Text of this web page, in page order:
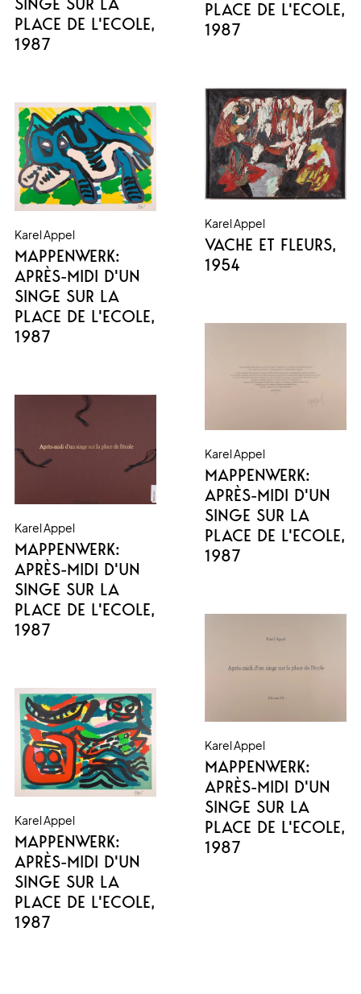
PLACE DE L'ECOLE,
1987
Karel Appel
MAPPENWERK:
APRÈS-MIDI D'UN
SINGE SUR LA
PLACE DE L'ECOLE,
1987
Karel Appel
MAPPENWERK:
APRÈS-MIDI D'UN
SINGE SUR LA
PLACE DE L'ECOLE,
1987
Karel Appel
MAPPENWERK:
APRÈS-MIDI D'UN
SINGE SUR LA
PLACE DE L'ECOLE,
1987
PLACE DE L'ECOLE,
1987
Karel Appel
VACHE ET FLEURS,
1954
Karel Appel
MAPPENWERK:
APRÈS-MIDI D'UN
SINGE SUR LA
PLACE DE L'ECOLE,
1987
Karel Appel
MAPPENWERK:
APRÈS-MIDI D'UN
SINGE SUR LA
PLACE DE L'ECOLE,
1987